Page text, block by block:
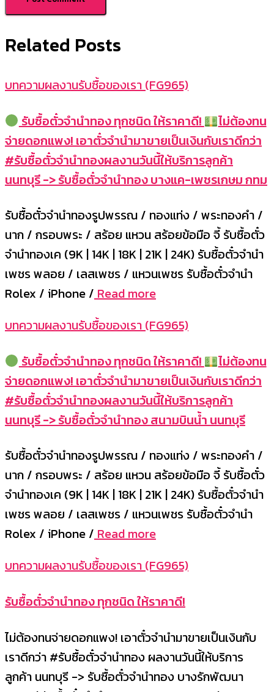
Related Posts
บทความผลงานรับซื้อของเรา (FG965)
รับซื้อตั๋วจำนำทอง ทุกชนิด ให้ราคาดี!
ไม่ต้องทน
จ่ายดอกแพง! เอาตั๋วจำนำมาขายเป็นเงินกับเราดีกว่า
#รับซื้อตั๋วจำนำทองผลงานวันนี้ให้บริการลูกค้า
นนทบุรี -> รับซื้อตั๋วจำนำทอง บางแค-เพชรเกษม กทม
รับซื้อตั๋วจำนำทองรูปพรรณ / ทองแท่ง / พระทองคำ /
นาก / กรอบพระ / สร้อย แหวน สร้อยข้อมือ จี้ รับซื้อตั๋ว
จำนำทองเค (9K | 14K | 18K | 21K | 24K) รับซื้อตั๋วจำนำ
เพชร พลอย / เลสเพชร / แหวนเพชร รับซื้อตั๋วจำนำ
Rolex / iPhone /Read more
บทความผลงานรับซื้อของเรา (FG965)
รับซื้อตั๋วจำนำทอง ทุกชนิด ให้ราคาดี!
ไม่ต้องทน
จ่ายดอกแพง! เอาตั๋วจำนำมาขายเป็นเงินกับเราดีกว่า
#รับซื้อตั๋วจำนำทองผลงานวันนี้ให้บริการลูกค้า
นนทบุรี -> รับซื้อตั๋วจำนำทอง สนามบินน้ำ นนทบุรี
รับซื้อตั๋วจำนำทองรูปพรรณ / ทองแท่ง / พระทองคำ /
นาก / กรอบพระ / สร้อย แหวน สร้อยข้อมือ จี้ รับซื้อตั๋ว
จำนำทองเค (9K | 14K | 18K | 21K | 24K) รับซื้อตั๋วจำนำ
เพชร พลอย / เลสเพชร / แหวนเพชร รับซื้อตั๋วจำนำ
Rolex / iPhone /Read more
บทความผลงานรับซื้อของเรา (FG965)
รับซื้อตั๋วจำนำทอง ทุกชนิด ให้ราคาดี!
ไม่ต้องทนจ่ายดอกแพง! เอาตั๋วจำนำมาขายเป็นเงินกับ
เราดีกว่า #รับซื้อตั๋วจำนำทอง ผลงานวันนี้ให้บริการ
ลูกค้า นนทบุรี -> รับซื้อตั๋วจำนำทอง บางรักพัฒนา